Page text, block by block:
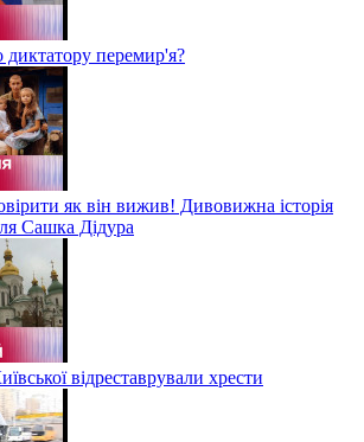
диктатору перемир'я?
як він вижив! Дивовижна історія
Сашка Дідура
відреставрували хрести